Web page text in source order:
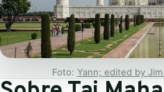
Foto: Yann; edited by